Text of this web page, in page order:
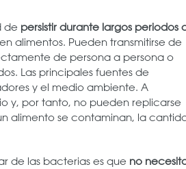
de persistir durante largos periodos
alimentos. Pueden transmitirse de
de persona a persona o
Las principales fuentes de
y el medio ambiente. A
y, por tanto, no pueden replicarse
alimento se contaminan, la
de las bacterias es que no